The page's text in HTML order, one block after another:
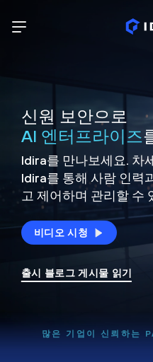
신원 보안으로
AI 엔터프라이즈
Idira를 만나보세요. 차
Idira를 통해 사람 인력
고 제어하며 관리할 수
비디오 시청
출시 블로그 게시물 읽기
많은 기업이 신뢰하는